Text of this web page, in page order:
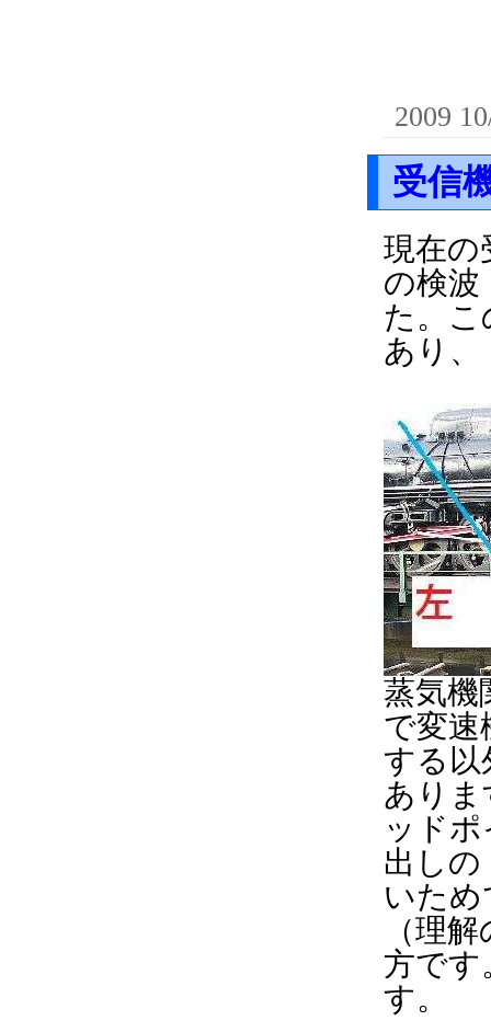
2009
受信
現在の
の検波
た。こ
あり、
蒸気機
で変速
する以
ありま
ッド
出しの
いた
（理
方です
す。